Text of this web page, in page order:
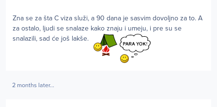
Zna se za šta C viza služi, a 90 dana je sasvim dovoljno za to. A
za ostalo, ljudi se snalaze kako znaju i umeju, i pre su se
snalazili, sad će još lakše.
2 months later...